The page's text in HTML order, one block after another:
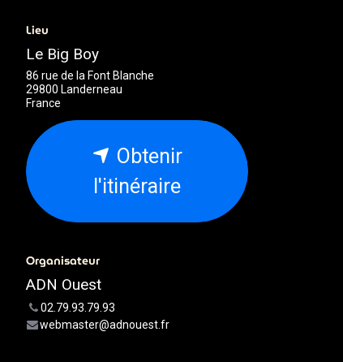
Lieu
Le Big Boy
86 rue de la Font Blanche
29800 Landerneau
France
Obtenir
l'itinéraire
Organisateur
ADN Ouest
02.79.93.79.93
webmaster@adnouest.fr